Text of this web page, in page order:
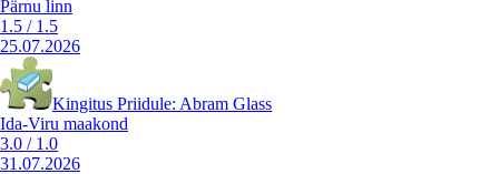
Pärnu linn
1.5 / 1.5
25.07.2026
Kingitus Priidule: Abram Glass
Ida-Viru maakond
3.0 / 1.0
31.07.2026